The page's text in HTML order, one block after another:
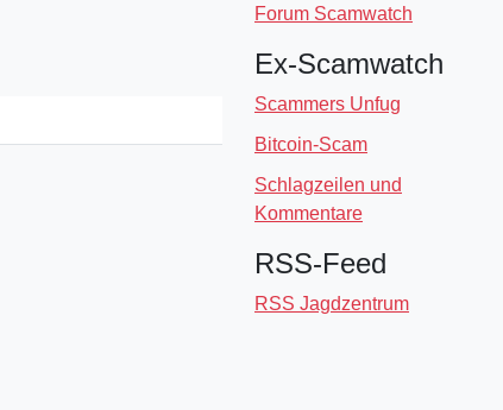
Forum Scamwatch
Ex-Scamwatch
Scammers Unfug
Bitcoin-Scam
Schlagzeilen und
Kommentare
RSS-Feed
RSS Jagdzentrum